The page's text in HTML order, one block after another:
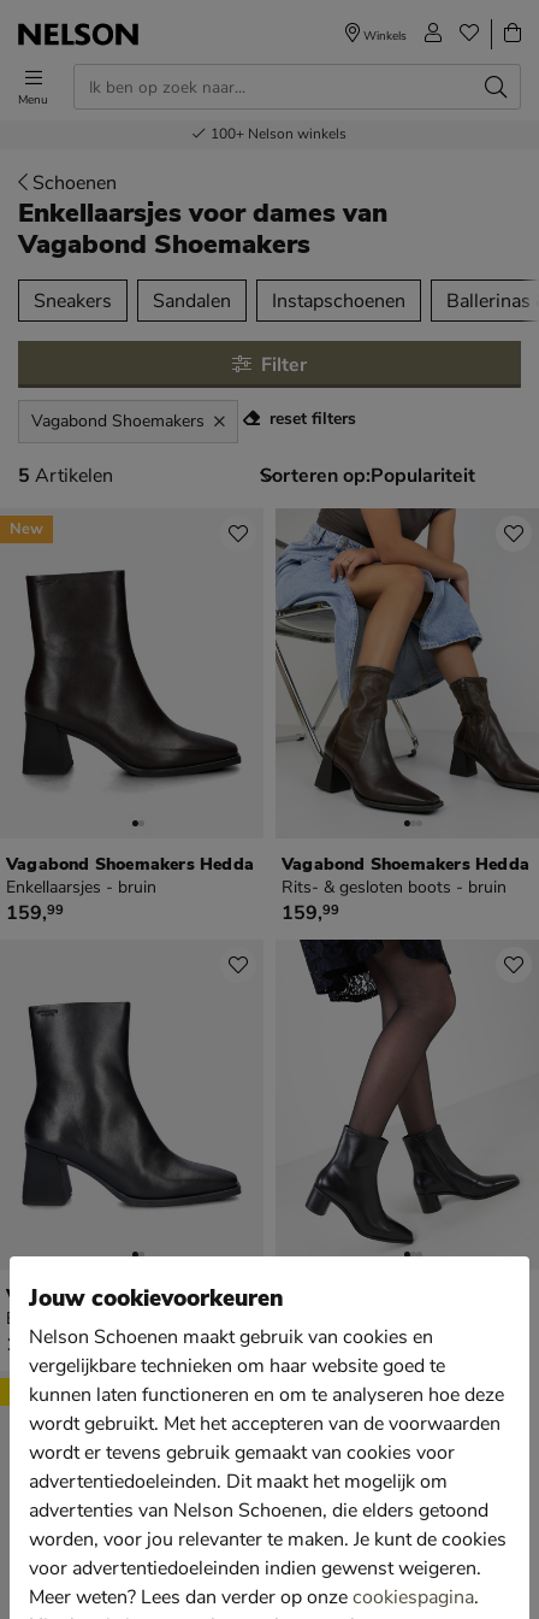
Menu
Winkels
Voor 23.00u besteld,volgende dag in huis
Gratisverzending en retour
Bestel nu,betaal later
100+ Nelson winkels
Schoenen
Enkellaarsjes voor damesvan
Vagabond Shoemakers
over
Sneakers Sandalen Instapschoenen Ballerinas
Filter
Vagabond Shoemakers reset filters
5 artikelen
5 Artikelen Sorteren op:
Vagabond Shoemakers Hedda
Enkellaarsjes - bruin
€ 159,99
159,99
New
Vagabond Shoemakers Hedda
Rits- & gesloten boots - bruin
€ 159,99
159,99
Vagabond Shoemakers Hedda
Enkellaarsjes - zwart
€ 159,99
159,99
Vagabond Shoemakers Fay
€ 159,99
159,99
Sale
Jouw cookievoorkeuren
Nelson Schoenen maakt gebruik van cookies en
vergelijkbare technieken om haar website goed te
kunnen laten functioneren en om te analyseren hoe deze
wordt gebruikt. Met het accepteren van de voorwaarden
wordt er tevens gebruik gemaakt van cookies voor
advertentiedoeleinden. Dit maakt het mogelijk om
advertenties van Nelson Schoenen, die elders getoond
worden, voor jou relevanter te maken. Je kunt de cookies
voor advertentiedoeleinden indien gewenst weigeren.
Meer weten? Lees dan verder op onzecookiespagina.